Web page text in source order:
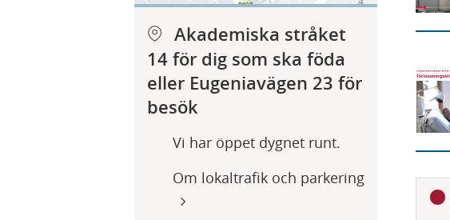
Akademiska stråket
14 för dig som ska föda
eller Eugeniavägen 23 för
besök
Vi har öppet dygnet runt.
Om lokaltrafik och parkering